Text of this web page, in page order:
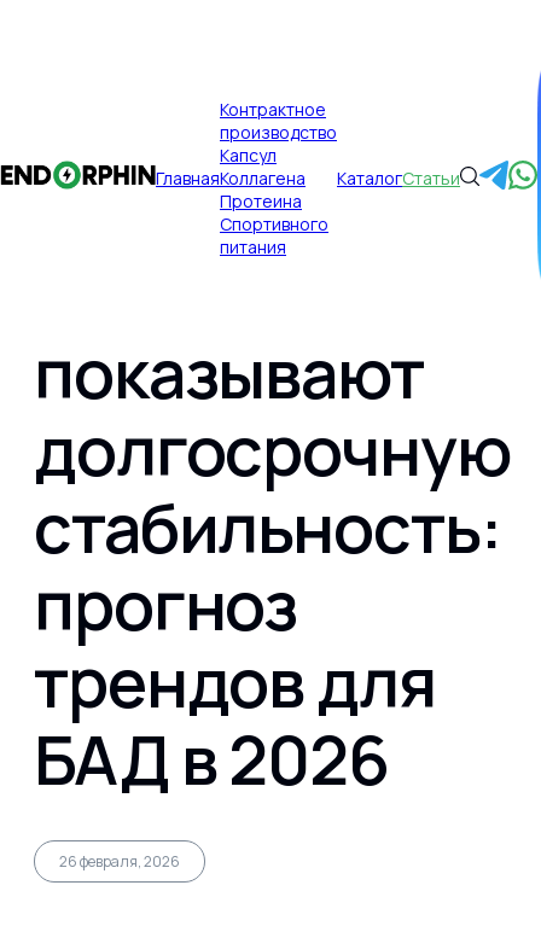
Главная
Контрактное
производство
Капсул
Коллагена
Протеина
Спортивного
питания
КаталогСтатьи
Главная
Контрактное производство
Капсул
Коллагена
Протеина
Спортивного питания
Публикации
Какие
показывают
долгосрочную
стабильность:
прогноз
трендов для
БАД в 2026
26 февраля, 2026